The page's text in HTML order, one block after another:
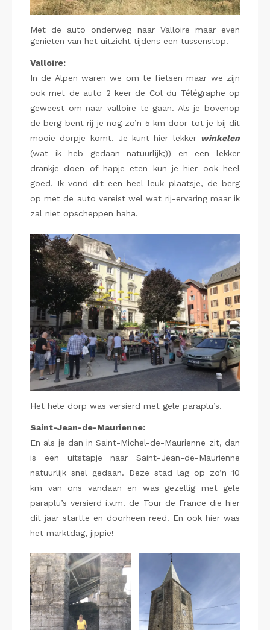
Met de auto onderweg naar Valloire maar even
genieten van het uitzicht tijdens een tussenstop.
Valloire:
In de Alpen waren we om te fietsen maar we zijn
ook met de auto 2 keer de Col du Télégraphe op
geweest om naar valloire te gaan. Als je bovenop
de berg bent rij je nog zo’n 5 km door tot je bij dit
mooie dorpje komt. Je kunt hier lekker winkelen
(wat ik heb gedaan natuurlijk;)) en een lekker
drankje doen of hapje eten kun je hier ook heel
goed. Ik vond dit een heel leuk plaatsje, de berg
op met de auto vereist wel wat rij-ervaring maar ik
zal niet opscheppen haha.
Het hele dorp was versierd met gele paraplu’s.
Saint-Jean-de-Maurienne:
En als je dan in Saint-Michel-de-Maurienne zit, dan
is een uitstapje naar Saint-Jean-de-Maurienne
natuurlijk snel gedaan. Deze stad lag op zo’n 10
km van ons vandaan en was gezellig met gele
paraplu’s versierd i.v.m. de Tour de France die hier
dit jaar startte en doorheen reed. En ook hier was
het marktdag, jippie!